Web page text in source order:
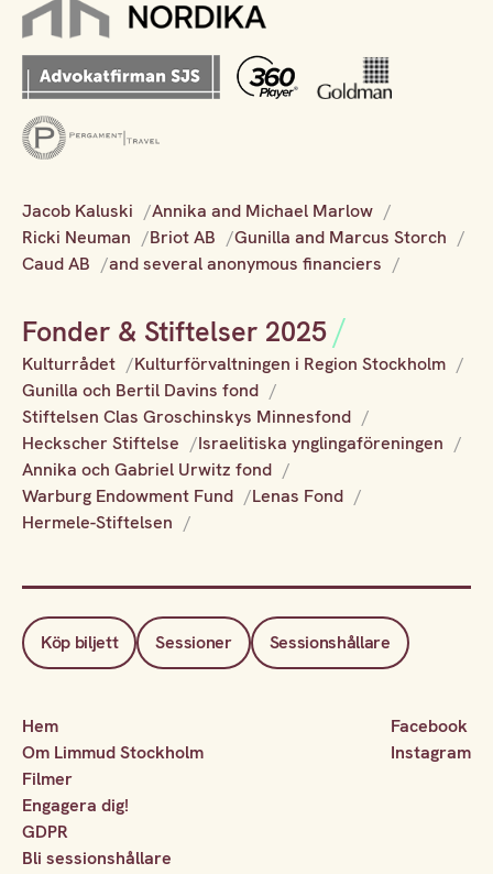
Jacob Kaluski
Annika and Michael Marlow
Ricki Neuman
Briot AB
Gunilla and Marcus Storch
Caud AB
and several anonymous financiers
Fonder & Stiftelser 2025
Kulturrådet
Kulturförvaltningen i Region Stockholm
Gunilla och Bertil Davins fond
Stiftelsen Clas Groschinskys Minnesfond
Heckscher Stiftelse
Israelitiska ynglingaföreningen
Annika och Gabriel Urwitz fond
Warburg Endowment Fund
Lenas Fond
Hermele-Stiftelsen
Köp biljett Sessioner Sessionshållare
Hem
Om Limmud Stockholm
Filmer
Engagera dig!
GDPR
Bli sessionshållare
Facebook
Instagram